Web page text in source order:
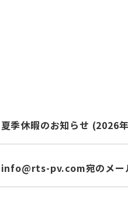
夏季休暇のお知らせ (2026
info@rts-pv.com宛のメ